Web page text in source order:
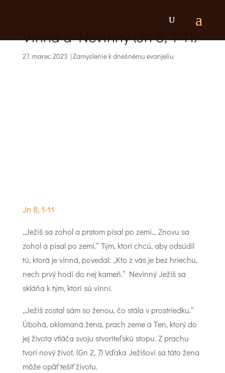
Vinná a Nevinný (Jn 8, 1-11)
27. marec 2023|Zamyslenie k dnešnému evanjeliu
Jn 8, 1-11
„Ježiš sa zohol a prstom písal po zemi… Znovu sa
zohol a písal po zemi.“ Tým, ktorí chcú, aby odsúdil
tú, ktorá je vinná, povedal: „Kto z vás je bez hriechu,
nech prvý hodí do nej kameň.“ Nevinný Ježiš sa
skláňa k tým, ktorí sú vinní.
„Ježiš zostal sám so ženou, čo stála v prostriedku.“
Úbohá, oklamaná žena, prach zeme a Ten, ktorý do
jej života vtláča svoju stvoriteľskú stopu. Z prachu
tvorí nový život. (Gn 2, 7) Vďaka Ježišovi sa táto žena
môže opäť tešiť životu.